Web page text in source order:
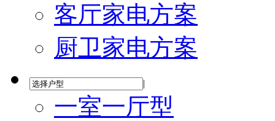
客厅家电方案
厨卫家电方案
|
一室一厅型